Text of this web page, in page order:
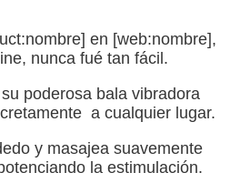
en [web:nombre],
nunca fué tan fácil.
poderosa bala vibradora
a cualquier lugar.
y masajea suavemente
la estimulación.